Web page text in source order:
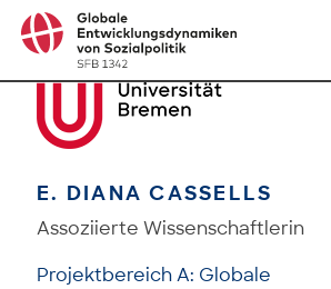
E. DIANA CASSELLS
Assoziierte Wissenschaftlerin
Projektbereich A: Globale